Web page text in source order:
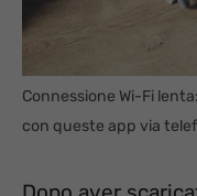
Connessione Wi-Fi
con queste app via